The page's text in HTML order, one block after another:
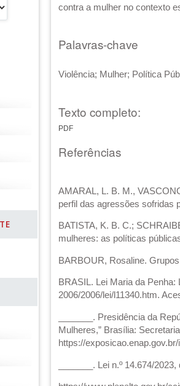
contra a mulher no contexto
Palavras-chave
Violência; Mulher; Política
Texto completo:
PDF
Referências
AMARAL, L. B. M.,
perfil das agressões sofridas
BATISTA, K. B. C.;
mulheres: as políticas
BARBOUR, Rosaline.
BRASIL. Lei Maria da Penha:
2006/2006/lei/l11340.htm.
_______. Presidência da
Mulheres,” Brasília:
https://
_______. Lei n.º 14.674/